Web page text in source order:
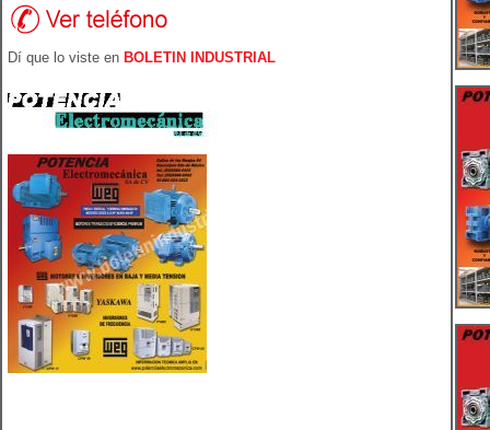
Dí que lo viste en BOLETIN INDUSTRIAL